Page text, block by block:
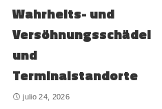
Wahrheits- und
Versöhnungsschädel
und
Terminalstandorte
julio 24, 2026